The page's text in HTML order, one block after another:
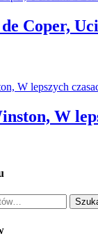
Coper,
W